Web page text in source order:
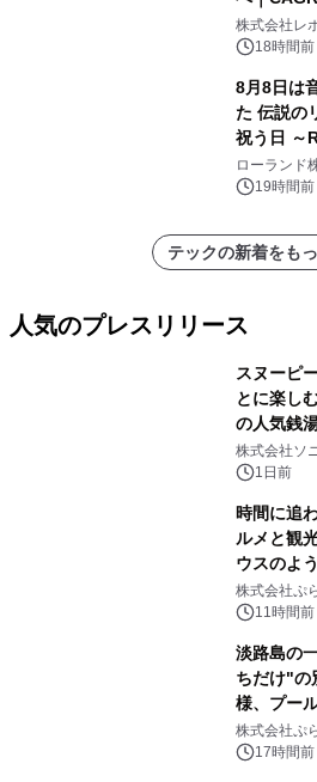
ー需要が
株式会社レ
18時間前
8月8日は
た 伝説の
祝う日 ～
を展示し
催 英国ラ
アーティ
メーショ
ローランド
19時間前
テックの新着をも
人気のプレスリリース
スヌーピ
とに楽し
の人気銭
ラボレー
ボグッズ
株式会社ソ
1日前
時間に追
ルメと観
ウスのよ
サウナも
得な素泊
株式会社ぷ
11時間前
淡路島の
ちだけ"の
様、プー
きで Villa
素泊りプラ
株式会社ぷ
17時間前